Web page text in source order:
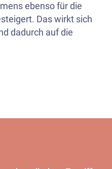
ebenso für die
Das wirkt sich
dadurch auf die